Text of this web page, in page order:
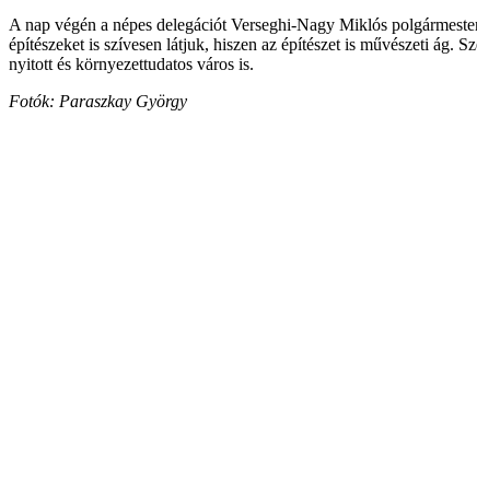
A nap végén a népes delegációt Verseghi-Nagy Miklós
építészeket is szívesen látjuk, hiszen az építészet is művészeti ág.
nyitott és környezettudatos város is.
Fotók: Paraszkay György